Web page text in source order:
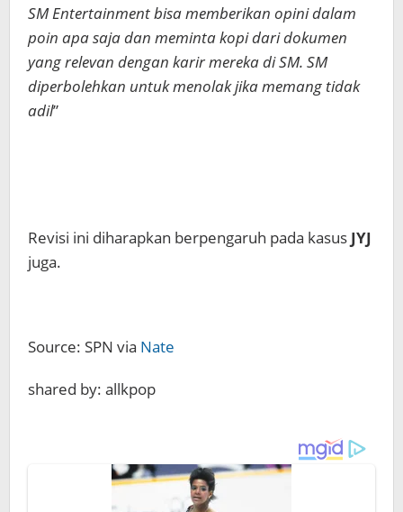
SM Entertainment bisa memberikan opini dalam
poin apa saja dan meminta kopi dari dokumen
yang relevan dengan karir mereka di SM. SM
diperbolehkan untuk menolak jika memang tidak
adil”
Revisi ini diharapkan berpengaruh pada kasus JYJ
juga.
Source: SPN via Nate
shared by: allkpop